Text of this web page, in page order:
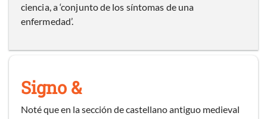
ciencia, a ‘conjunto de los síntomas de una
enfermedad’.
Signo &
Noté que en la sección de castellano antiguo medieval